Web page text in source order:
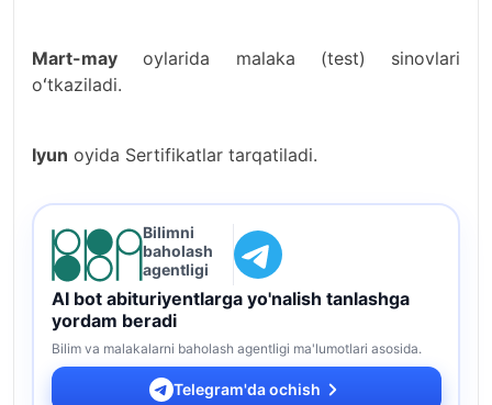
Mart-may oylarida malaka (test) sinovlari
oʻtkaziladi.
Iyun oyida Sertifikatlar tarqatiladi.
Bilimni
baholash
agentligi
AI bot abituriyentlarga yo'nalish tanlashga
yordam beradi
Bilim va malakalarni baholash agentligi ma'lumotlari asosida.
Telegram'da ochish